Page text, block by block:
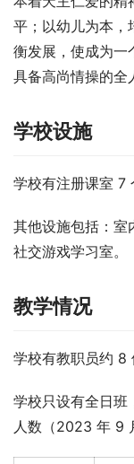
平；以幼儿为本，
衡发展，使成为一
具备高尚情操的全
学校设施
学校有注册课室 7
其他设施包括：室
社交游戏学习室。
教学情况
学校有教职员约 8
学校只设有全日
人数（2023 年 9